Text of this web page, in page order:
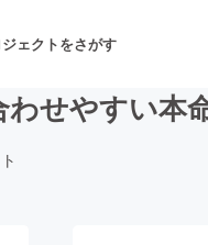
ェクトをさがす
せやすい本